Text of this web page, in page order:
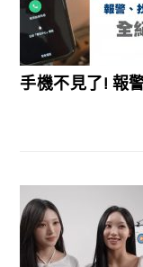
手機不見了! 報